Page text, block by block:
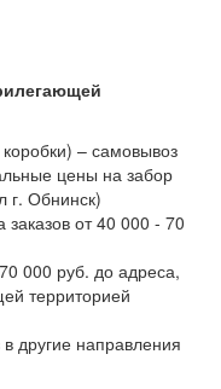
– самовывоз
цены на забор
г. Обнинск)
от 40 000 - 70
000 руб. до адреса,
территорией
другие направления